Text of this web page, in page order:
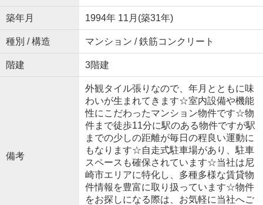
築年月 1994年 11月(築31年)
種別 / 構造 マンション / 鉄筋コンクリート
階建 3階建
備考
外観タイル張りなので、年月とともに味
わいが生まれてきます☆室内設備や機能
性にこだわったマンション物件です☆物
件まで徒歩11分に駅のある物件ですが駅
までの少しの距離が毎日の程良い運動に
もなります☆自走式駐車場があり、駐車
スペースも確保されています☆当社は尼
崎市エリアに特化し、多種多様な賃貸物
件情報を豊富に取り扱っています☆物件
をお探しになる際は、お気軽に当社へご